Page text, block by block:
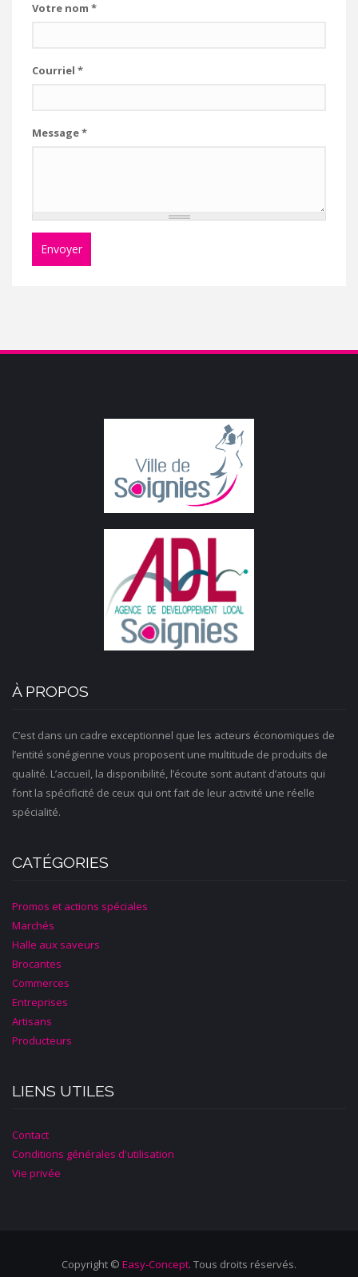
Votre nom *
Courriel *
Message*
Envoyer
À PROPOS
C’est dans un cadre exceptionnel que les acteurs économiques de
l’entité sonégienne vous proposent une multitude de produits de
qualité. L’accueil, la disponibilité, l’écoute sont autant d’atouts qui
font la spécificité de ceux qui ont fait de leur activité une réelle
spécialité.
CATÉGORIES
Promos et actions spéciales
Marchés
Halle aux saveurs
Brocantes
Commerces
Entreprises
Artisans
Producteurs
LIENS UTILES
Contact
Conditions générales d'utilisation
Vie privée
Copyright © Easy-Concept. Tous droits réservés.